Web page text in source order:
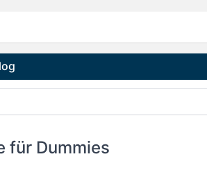
für Dummies